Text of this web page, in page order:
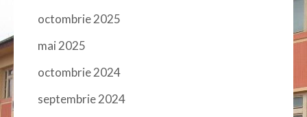
octombrie 2025
mai 2025
octombrie 2024
septembrie 2024